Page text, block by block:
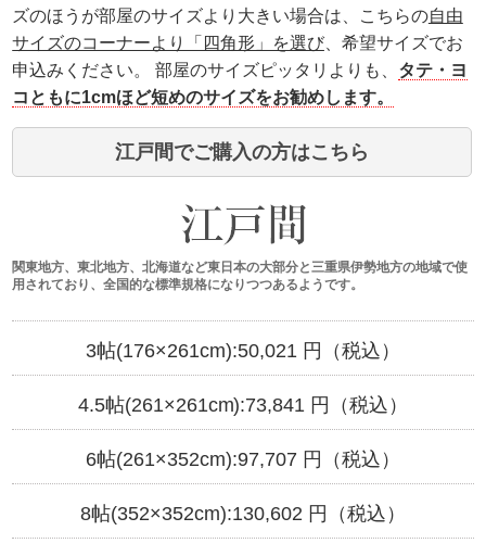
ズのほうが部屋のサイズより大きい場合は、こちらの自由
サイズのコーナーより「四角形」を選び、希望サイズでお
申込みください。 部屋のサイズピッタリよりも、 タテ・ヨ
コともに1cmほど短めのサイズをお勧めします。
江戸間でご購入の方はこちら
関東地方、東北地方、北海道など東日本の大部分と三重県伊勢地方の地域で使
用されており、全国的な標準規格になりつつあるようです。
3帖(176×261cm):50,021円（税込）
4.5帖(261×261cm):73,841 円（税込）
6帖(261×352cm):97,707 円（税込）
8帖(352×352cm):130,602 円（税込）